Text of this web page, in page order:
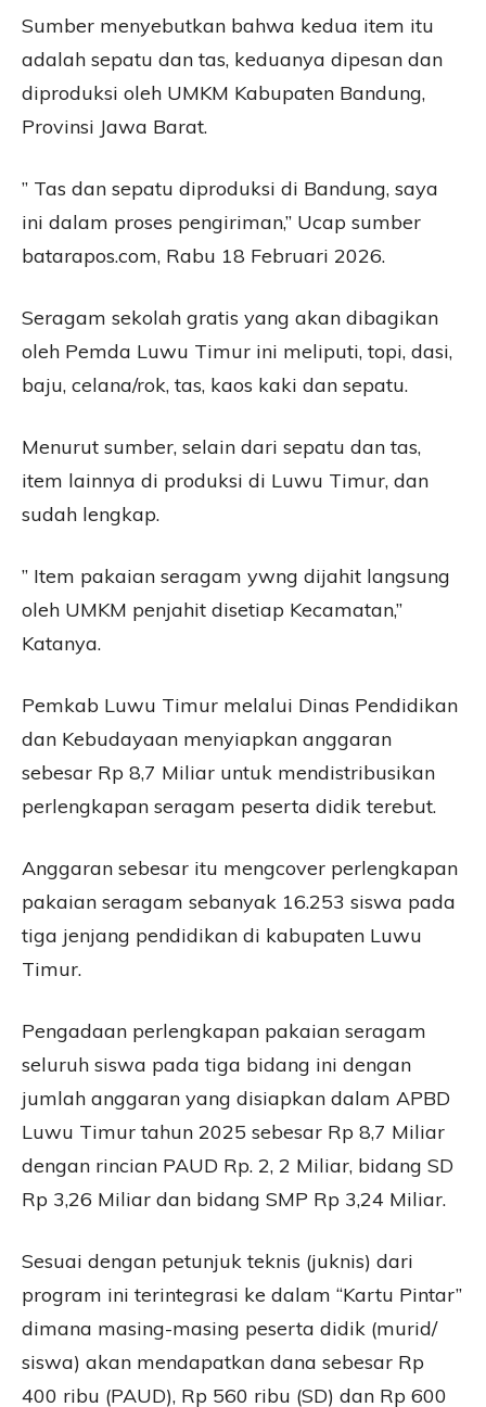
Sumber menyebutkan bahwa kedua item itu
adalah sepatu dan tas, keduanya dipesan dan
diproduksi oleh UMKM Kabupaten Bandung,
Provinsi Jawa Barat.
” Tas dan sepatu diproduksi di Bandung, saya
ini dalam proses pengiriman,” Ucap sumber
batarapos.com, Rabu 18 Februari 2026.
Seragam sekolah gratis yang akan dibagikan
oleh Pemda Luwu Timur ini meliputi, topi, dasi,
baju, celana/rok, tas, kaos kaki dan sepatu.
Menurut sumber, selain dari sepatu dan tas,
item lainnya di produksi di Luwu Timur, dan
sudah lengkap.
” Item pakaian seragam ywng dijahit langsung
oleh UMKM penjahit disetiap Kecamatan,”
Katanya.
Pemkab Luwu Timur melalui Dinas Pendidikan
dan Kebudayaan menyiapkan anggaran
sebesar Rp 8,7 Miliar untuk mendistribusikan
perlengkapan seragam peserta didik terebut.
Anggaran sebesar itu mengcover perlengkapan
pakaian seragam sebanyak 16.253 siswa pada
tiga jenjang pendidikan di kabupaten Luwu
Timur.
Pengadaan perlengkapan pakaian seragam
seluruh siswa pada tiga bidang ini dengan
jumlah anggaran yang disiapkan dalam APBD
Luwu Timur tahun 2025 sebesar Rp 8,7 Miliar
dengan rincian PAUD Rp. 2, 2 Miliar, bidang SD
Rp 3,26 Miliar dan bidang SMP Rp 3,24 Miliar.
Sesuai dengan petunjuk teknis (juknis) dari
program ini terintegrasi ke dalam “Kartu Pintar”
dimana masing-masing peserta didik (murid/
siswa) akan mendapatkan dana sebesar Rp
400 ribu (PAUD), Rp 560 ribu (SD) dan Rp 600